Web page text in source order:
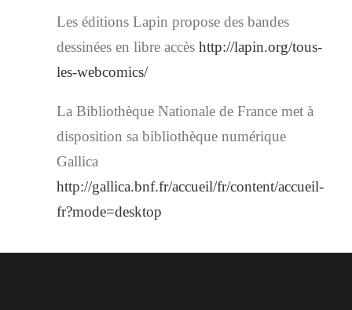
Les éditions Lapin propose des bandes
dessinées en libre accès http://lapin.org/tous-
les-webcomics/
La Bibliothèque Nationale de France met à
disposition sa bibliothèque numérique
Gallica
http://gallica.bnf.fr/accueil/fr/content/accueil-
fr?mode=desktop